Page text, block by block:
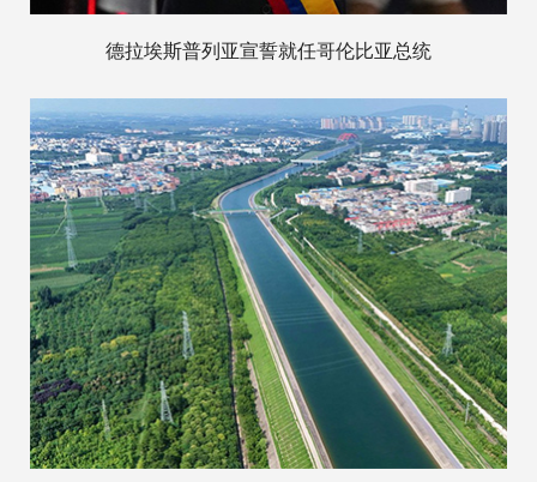
德拉埃斯普列亚宣誓就任哥伦比亚总统